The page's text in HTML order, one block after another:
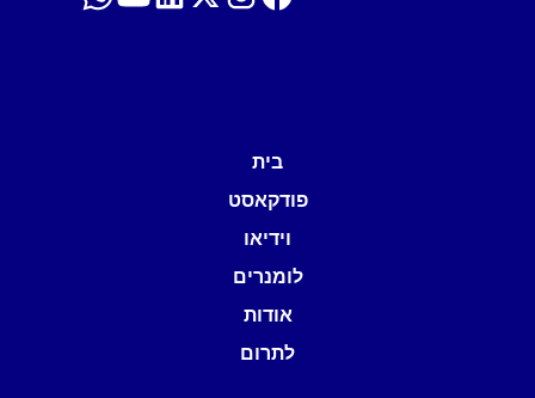
בית
פודקאסט
וידיאו
לומנרים
אודות
לתרום